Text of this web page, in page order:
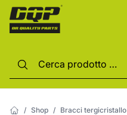
/ Shop / Bracci tergicristallo